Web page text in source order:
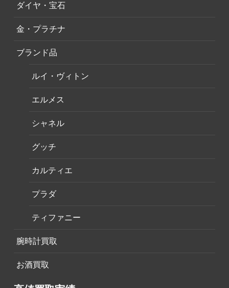
ダイヤ・宝石
金・プラチナ
ブランド品
ルイ・ヴィトン
エルメス
シャネル
グッチ
カルティエ
プラダ
ティファニー
腕時計買取
お酒買取